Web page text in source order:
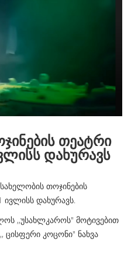
თეატრი
დახურავს
თოჯინების
დახურავს.
,,უსახლკაროს" მოტივებით
ცისფერი კოცონი" ნახვა